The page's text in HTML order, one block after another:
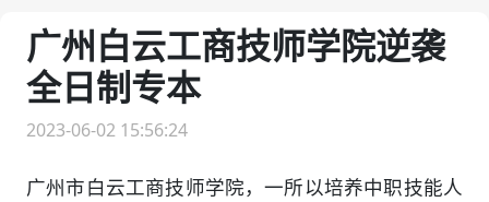
广州白云工商技师学院逆袭
全日制专本
2023-06-02 15:56:24
广州市白云工商技师学院，一所以培养中职技能人